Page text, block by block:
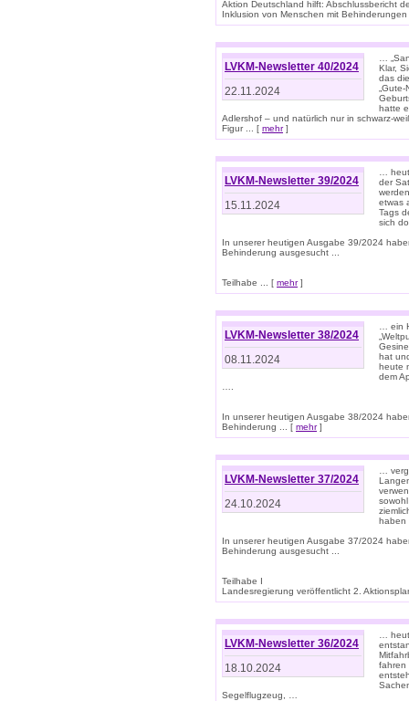
Aktion Deutschland hilft: Abschlussbericht
Inklusion von Menschen mit
LVKM-Newsletter 40/2024
22.11.2024
…
Klar,
das
hatte
Adlershof – und natürlich nur in schwarz-
Figur ... [ mehr]
LVKM-Newsletter 39/2024
15.11.2024
…
der
etwas
Tags
sich
In unserer heutigen Ausgabe 39/2024
Behinderung ausgesucht ...
Teilhabe ... [ mehr]
LVKM-Newsletter 38/2024
08.11.2024
… ein
hat
heute
dem
In unserer heutigen Ausgabe 38/2024
Behinderung ... [ mehr]
LVKM-Newsletter 37/2024
24.10.2024
…
In unserer heutigen Ausgabe 37/2024
Behinderung ausgesucht ...
Teilhabe I
Landesregierung veröffentlicht 2.
LVKM-Newsletter 36/2024
18.10.2024
…
fahren
Segelflugzeug, …